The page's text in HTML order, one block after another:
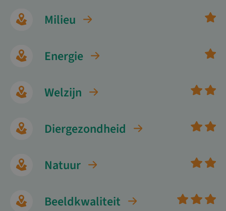
Milieu
Energie
Welzijn
Diergezondheid
Natuur
Beeldkwaliteit